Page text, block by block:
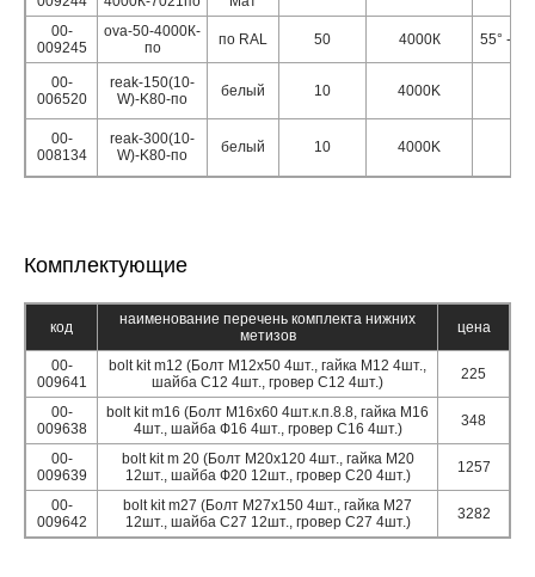
00-
009245
ova-50-4000К-
по
по RAL 50 4000К 55° -
00-
006520
reak-150(10-
W)-K80-по
белый 10 4000K
00-
008134
reak-300(10-
W)-K80-по
белый 10 4000K
Комплектующие
код
наименование перечень комплекта нижних
метизов
цена
00-
009641
bolt kit m12 (Болт М12х50 4шт., гайка М12 4шт.,
шайба С12 4шт., гровер С12 4шт.)
225
00-
009638
bolt kit m16 (Болт М16х60 4шт.к.п.8.8, гайка М16
4шт., шайба Ф16 4шт., гровер С16 4шт.)
348
00-
009639
bolt kit m 20 (Болт М20х120 4шт., гайка М20
12шт., шайба Ф20 12шт., гровер С20 4шт.)
1257
00-
009642
bolt kit m27 (Болт М27х150 4шт., гайка М27
12шт., шайба С27 12шт., гровер С27 4шт.)
3282